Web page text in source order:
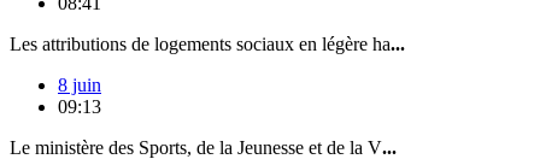
Les attributions de logements sociaux en légère ha...
8 juin
09:13
Le ministère des Sports, de la Jeunesse et de la V...